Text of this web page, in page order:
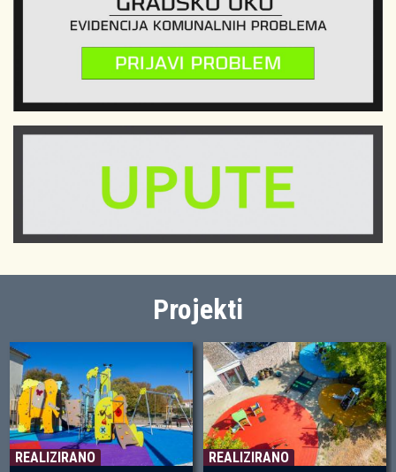
Projekti
REALIZIRANO REALIZIRANO